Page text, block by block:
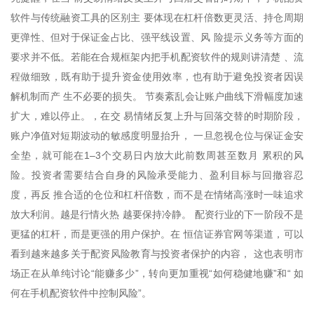
软件与传统融资工具的区别主 要体现在杠杆倍数更灵活、持仓周期
更弹性、但对于保证金占比、强平线设置、风 险提示义务等方面的
要求并不低。若能在合规框架内把手机配资软件的规则讲清楚 、流
程做细致，既有助于提升资金使用效率，也有助于避免投资者因误
解机制而产 生不必要的损失。 节奏紊乱会让账户曲线下滑幅度加速
扩大，难以停止。，在交 易情绪反复上升与回落交替的时期阶段，
账户净值对短期波动的敏感度明显抬升， 一旦忽视仓位与保证金安
全垫，就可能在1–3个交易日内放大此前数周甚至数月 累积的风
险。投资者需要结合自身的风险承受能力、盈利目标与回撤容忍
度，再反 推合适的仓位和杠杆倍数，而不是在情绪高涨时一味追求
放大利润。越是行情火热 越要保持冷静。 配资行业的下一阶段不是
更猛的杠杆，而是更强的用户保护。在 恒信证券官网等渠道，可以
看到越来越多关于配资风险教育与投资者保护的内容， 这也表明市
场正在从单纯讨论“能赚多少”，转向更加重视“如何稳健地赚”和“ 如
何在手机配资软件中控制风险”。